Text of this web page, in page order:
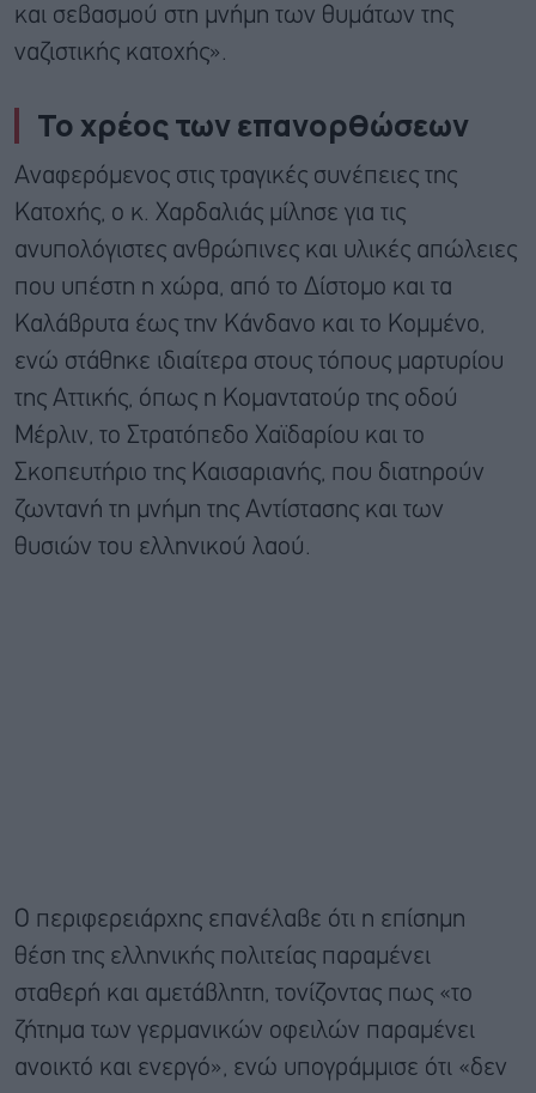
και σεβασμού στη μνήμη των θυμάτων της
ναζιστικής κατοχής».
Το χρέος των επανορθώσεων
Αναφερόμενος στις τραγικές συνέπειες της
Κατοχής, ο κ. Χαρδαλιάς μίλησε για τις
ανυπολόγιστες ανθρώπινες και υλικές απώλειες
που υπέστη η χώρα, από το Δίστομο και τα
Καλάβρυτα έως την Κάνδανο και το Κομμένο,
ενώ στάθηκε ιδιαίτερα στους τόπους μαρτυρίου
της Αττικής, όπως η Κομαντατούρ της οδού
Μέρλιν, το Στρατόπεδο Χαϊδαρίου και το
Σκοπευτήριο της Καισαριανής, που διατηρούν
ζωντανή τη μνήμη της Αντίστασης και των
θυσιών του ελληνικού λαού.
Ο περιφερειάρχης επανέλαβε ότι η επίσημη
θέση της ελληνικής πολιτείας παραμένει
σταθερή και αμετάβλητη, τονίζοντας πως «το
ζήτημα των γερμανικών οφειλών παραμένει
ανοικτό και ενεργό», ενώ υπογράμμισε ότι «δεν